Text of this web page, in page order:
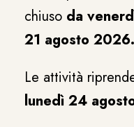
chiuso da
21 agosto 2026.
Le attività
lunedì 24